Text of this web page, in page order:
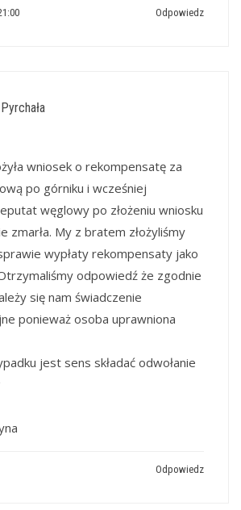
Odpowiedz
wniosek o rekompensatę za
po górniku i wcześniej
węglowy po złożeniu wniosku
zmarła. My z bratem złożyliśmy
wypłaty rekompensaty jako
odpowiedź że zgodnie
się nam świadczenie
ponieważ osoba uprawniona
jest sens składać odwołanie
Odpowiedz